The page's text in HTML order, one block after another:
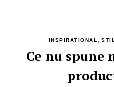
INSPIRATIONAL
Ce nu spune